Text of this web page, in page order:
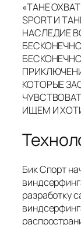
«TAHE
SPORT И
НАСЛЕДИЕ
КОТОРЫЕ
ИЩЕМ И
Бик Спорт
разработку